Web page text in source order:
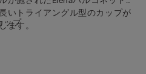
いトライアングル型のカップが
ます。
ップ
ントなストラップは全体の長さ